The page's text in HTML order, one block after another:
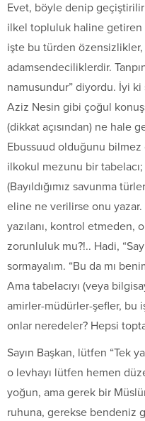
Evet, böyle denip
ilkel topluluk haline getiren
işte bu türden
adamsendeciliklerdir.
namusundur” diyordu. İyi ki
Aziz Nesin gibi çoğul
(dikkat açısından) ne hale
Ebussuud olduğunu bilmez
ilkokul mezunu bir
(Bayıldığımız savunma
eline ne verilirse onu yazar.
yazılanı, kontrol etmeden,
zorunluluk mu?!.. Hadi,
sormayalım. “Bu da mı
Ama tabelacıyı (veya
amirler-müdürler-şefler, bu
onlar neredeler? Hepsi
Sayın Başkan, lütfen “Tek
o levhayı lütfen hemen
yoğun, ama gerek bir
ruhuna, gerekse bendeniz